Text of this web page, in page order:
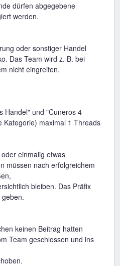
dürfen abgegebene
werden.
oder sonstiger Handel
Das Team wird z. B. bei
nicht eingreifen.
Handel" und "Cuneros 4
Kategorie) maximal 1 Threads
einmalig etwas
müssen nach erfolgreichem
bleiben. Das Präfix
keinen Beitrag hatten
Team geschlossen und ins